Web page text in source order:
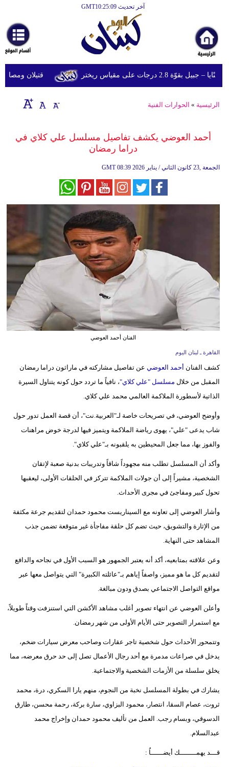
آخر تحديث GMT10:25:09
أخبارعاجلة
رياضة
ثقافة
إقتصاد
وموسيقى
سياحة
وسفر
ديكور
أخبار
إعلام
تعليم
أزياء
إسلامية
وتكنولوجيا
مدوَّنات
فيديو
قتيلان ومصابون جراء 14 غارة إسرائيلية على شرق 2.8 درجات على مقياس ريختر
الرئيسية » الحوارات الفنية
أحمد العوضي يكشف تفاصيل مسلسل علي كلاي في
دراما رمضان
GMT 08:39 2026 الجمعة ,23 كانون الثاني / يناير
الفنان أحمد العوضي
القاهرة ـ لبنان اليوم
كشف الفنان أحمد العوضي عن تفاصيل مشاركته في ماراثون دراما رمضان
المقبل من خلال مسلسل "علي كلاي"، نافياً ما تردد حول كونه يتناول السيرة
الذاتية لأسطورة الملاكمة العالمي محمد علي كلاي.
وأوضح العوضي، في تصريحات خاصة لـ"العربية.نت"، أن قصة العمل تدور حول
شاب يدعى "علي"، يهوى رياضة الملاكمة ويتميز فيها لدرجة خوض مراهنات
والفوز بها، مما جعل المحيطين به يلقبونه بـ"علي كلاي".
وأكد أن المسلسل تطلب منه مجهوداً شاقاً وتدريبات بدنية صعبة لإتقان
الشخصية، مشيراً إلى أن جولات الملاكمة تتركز في الحلقات الأولى، ليعقبها
تحول كبير ومفاجئ في مجرى الأحداث.
وأشار العوضي إلى تعاونه مع السيناريست محمود حمدان لتقديم جرعة مكثفة
من الإثارة والتشويق، حيث تضم كل حلقة مفاجأة غير متوقعة تضمن جذب
المشاهد حتى النهاية.
وعن علاقته بمتابعيه، أكد أنه يعتبر الجمهور هو السبب الأول في نجاحه والدافع
لتقديم كل ما هو مميز، واصفاً إياهم بـ"عائلته الكبيرة" التي يتواصل معها عبر
مواقع التواصل الاجتماعي بصدق ودون مبالغة.
وأعلن العوضي عن انتهاء تصوير أغلب مشاهد الأكشن التي استنزفت وقتاً طويلاً،
مع استمرار التصوير حتى الأيام الأولى من شهر رمضان.
وتتمحور الأحداث حول شخصية تاجر عقارات وصاحب معرض سيارات ضخم،
يدخل في صراعات مدمرة مع أحد رجال الأعمال تصل إلى حد حرق معرضه، مما
يخلق سلسلة من الأزمات الشخصية والاجتماعية.
يشارك في بطولة المسلسل نخبة من النجوم، منهم يارا السكري، درة، محمد
ثروت، عصام السقا، انتصار، محمود البزاوي، سارة بركة، رحمة محسن، طارق
الدسوقي، وبسام رجب. العمل من تأليف محمود حمدان وإخراج محمد
عبدالسلام.
قـــد يهمــــــــك أيضــــــاُ :